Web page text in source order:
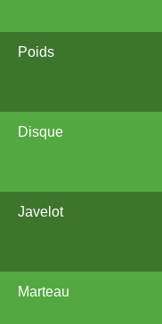
Poids
Disque
Javelot
Marteau